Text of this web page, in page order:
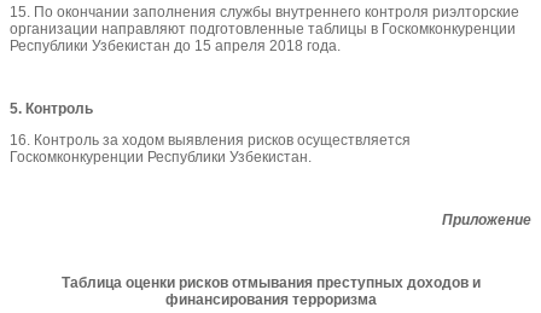
15. По окончании заполнения службы внутреннего контроля риэлторские
организации направляют подготовленные таблицы в Госкомконкуренции
Республики Узбекистан до 15 апреля 2018 года.
5. Контроль
16. Контроль за ходом выявления рисков осуществляется
Госкомконкуренции Республики Узбекистан.
Приложение
Таблица оценки рисков отмывания преступных доходов и
финансирования терроризма